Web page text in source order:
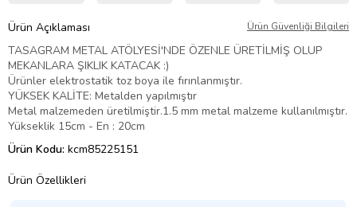
Ürün Açıklaması Ürün Güvenliği Bilgileri
TASAGRAM METAL ATÖLYESİ'NDE ÖZENLE ÜRETİLMİŞ OLUP
MEKANLARA ŞIKLIK KATACAK :)
Ürünler elektrostatik toz boya ile fırınlanmıştır.
YÜKSEK KALİTE: Metalden yapılmıştır
Metal malzemeden üretilmiştir.1.5 mm metal malzeme kullanılmıştır.
Yükseklik 15cm - En : 20cm
Ürün Kodu: kcm85225151
Ürün Özellikleri